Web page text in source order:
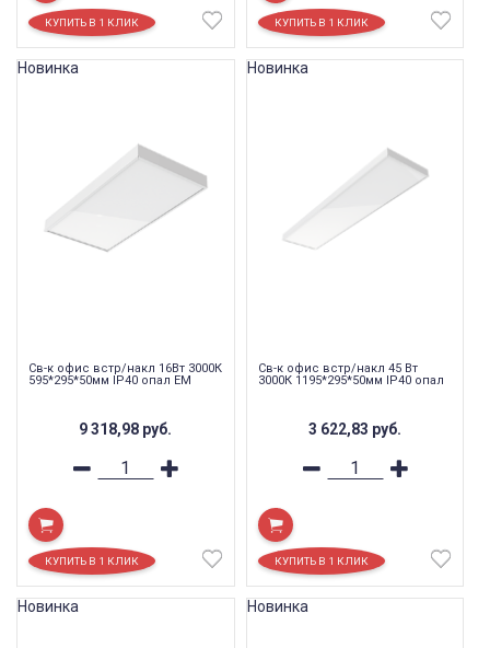
Св-к офис встр/накл 16Вт 3000К
595*295*50мм IP40 опал EM
9 318,98 руб.
Новинка
Св-к офис встр/накл 45 Вт
3000К 1195*295*50мм IP40 опал
3 622,83 руб.
Новинка
Новинка Новинка